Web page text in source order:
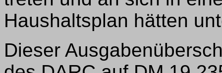
Haushaltsplan hätten
Dieser